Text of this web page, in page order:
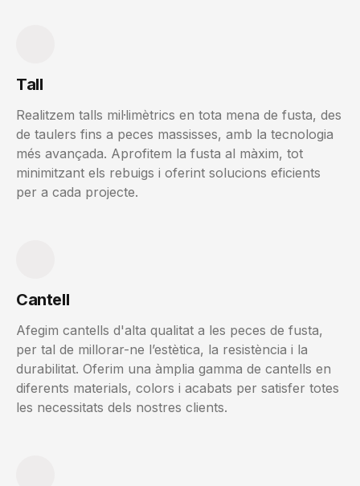
Tall
Realitzem talls mil·limètrics en tota mena de fusta, des
de taulers fins a peces massisses, amb la tecnologia
més avançada. Aprofitem la fusta al màxim, tot
minimitzant els rebuigs i oferint solucions eficients
per a cada projecte.
Cantell
Afegim cantells d'alta qualitat a les peces de fusta,
per tal de millorar-ne l’estètica, la resistència i la
durabilitat. Oferim una àmplia gamma de cantells en
diferents materials, colors i acabats per satisfer totes
les necessitats dels nostres clients.